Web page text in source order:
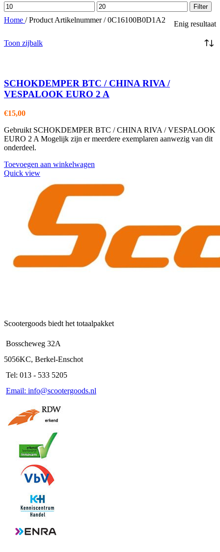
Min.
prijs
Max.
prijs
Filter
Home / Product Artikelnummer/ 0C16100B0D1A2 Enig resultaat
Toon zijbalk
SCHOKDEMPER BTC / CHINA RIVA /
VESPALOOK EURO 2 A
€15,00
Gebruikt SCHOKDEMPER BTC / CHINA RIVA / VESPALOOK
EURO 2 A Mogelijk zijn er meerdere exemplaren aanwezig van dit
onderdeel.
Toevoegen aan winkelwagen
Quick view
Scootergoods biedt het totaalpakket
Bosscheweg 32A
5056KC, Berkel-Enschot
Tel: 013 - 533 5205
Email: info@scootergoods.nl